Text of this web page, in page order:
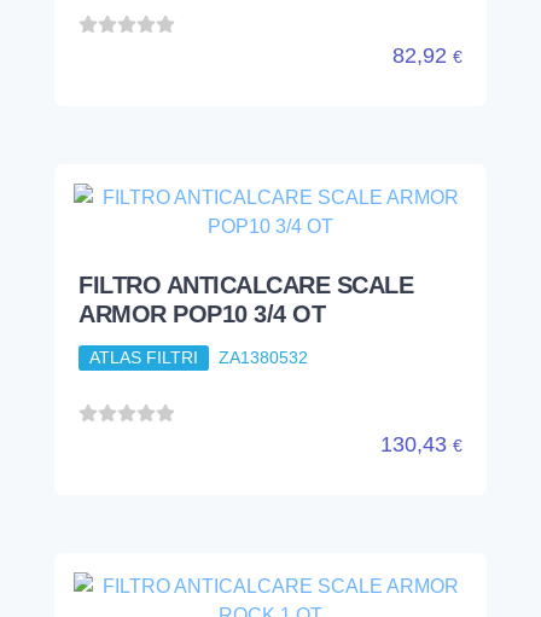
82,92 €
FILTRO ANTICALCARE SCALE
ARMOR POP10 3/4 OT
ATLAS FILTRI ZA1380532
130,43 €